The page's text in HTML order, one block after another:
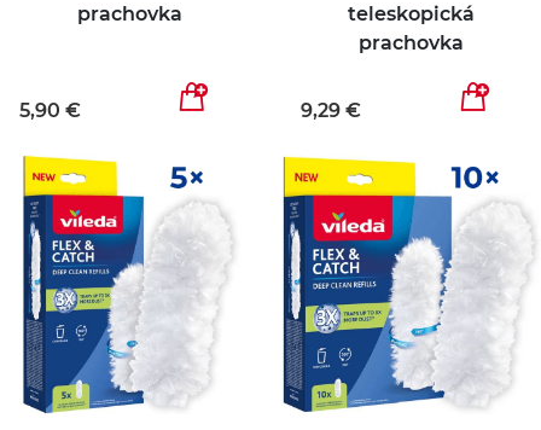
prachovka
5,90 €
teleskopická
prachovka
9,29 €